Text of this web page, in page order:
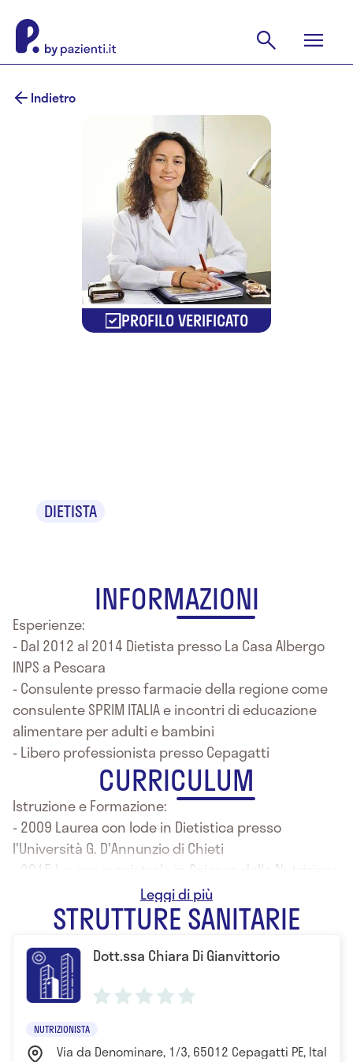
Indietro
PROFILO VERIFICATO
DIETISTA
INFORMAZIONI
Esperienze:
- Dal 2012 al 2014 Dietista presso La Casa Albergo
INPS a Pescara
- Consulente presso farmacie della regione come
consulente SPRIM ITALIA e incontri di educazione
alimentare per adulti e bambini
- Libero professionista presso Cepagatti
CURRICULUM
Istruzione e Formazione:
- 2009 Laurea con lode in Dietistica presso
l'Università G. D'Annunzio di Chieti
- 2015 Laurea magistrale in Scienze della Nutrizione
Umana presso l'Università di Roma Tor Vergata
STRUTTURE SANITARIE
Dott.ssa Chiara Di Gianvittorio
NUTRIZIONISTA
Via da Denominare, 1/3, 65012 Cepagatti PE, Italia